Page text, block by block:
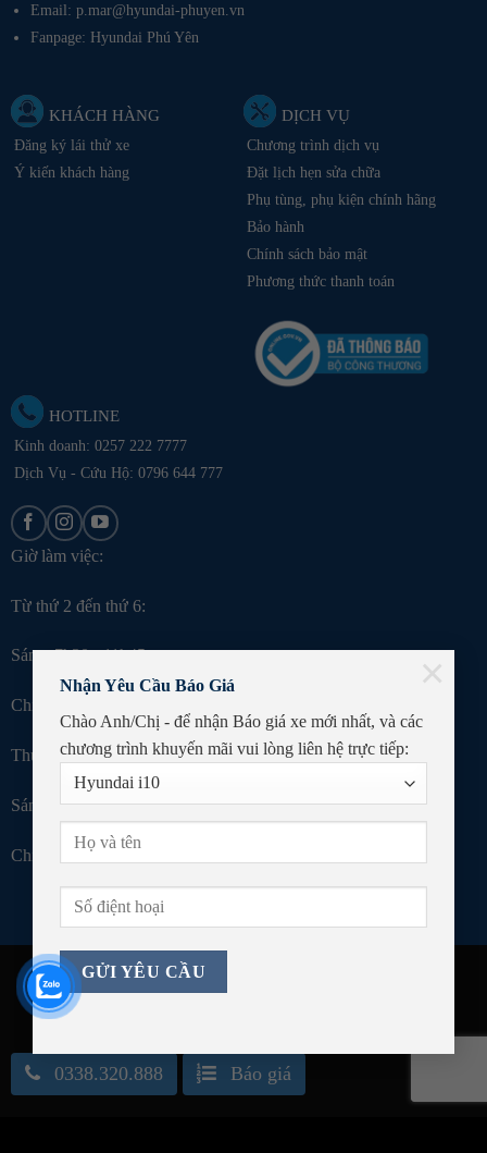
Nhận Yêu Cầu Báo Giá
Chào Anh/Chị - để nhận Báo giá xe mới nhất, và các
chương trình khuyến mãi vui lòng liên hệ trực tiếp:
×
Email: p.mar@hyundai-phuyen.vn
Fanpage: Hyundai Phú Yên
KHÁCH HÀNG
Đăng ký lái thử xe
Ý kiến khách hàng
DỊCH VỤ
Chương trình dịch vụ
Đặt lịch hẹn sửa chữa
Phụ tùng, phụ kiện chính hãng
Bảo hành
Chính sách bảo mật
Phương thức thanh toán
HOTLINE
Kinh doanh: 0257 222 7777
Dịch Vụ - Cứu Hộ: 0796 644 777
Giờ làm việc:
Từ thứ 2 đến thứ 6:
Sáng: 7h30 - 11h45
Chiều: 13h30 - 17h15
Thứ 7:
Sáng: 7h30 - 11h45
Chiều: 13h30 - 16h00
Copyright 2026 ©Hyundai Phú Yên
0338.320.888 Báo giá